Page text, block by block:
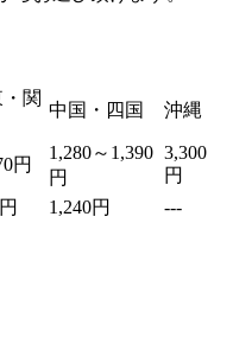
関
中国・四国 沖縄
円
1,280～1,390
円
3,300
円
1,240円 ---